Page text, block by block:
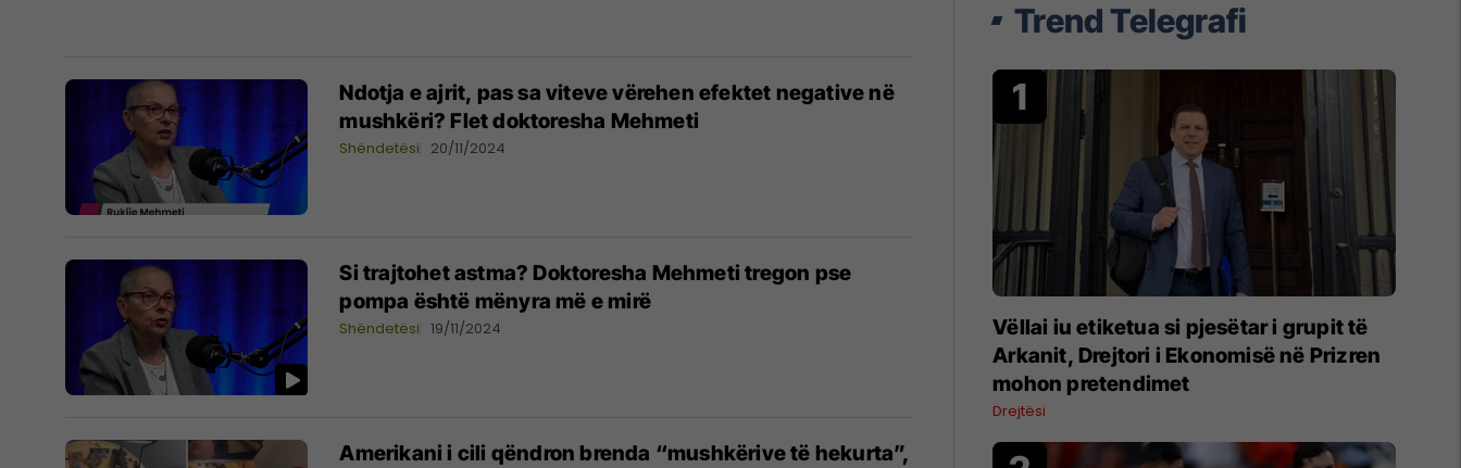
Ndotja e ajrit, pas sa viteve vërehen efektet negative në
mushkëri? Flet doktoresha Mehmeti
Shëndetësi 20/11/2024
Si trajtohet astma? Doktoresha Mehmeti tregon pse
pompa është mënyra më e mirë
Shëndetësi 19/11/2024
Amerikani i cili qëndron brenda “mushkërive të hekurta”,
Trend Telegrafi
Vëllai iu etiketua si pjesëtar i grupit të
Arkanit, Drejtori i Ekonomisë në Prizren
mohon pretendimet
Drejtësi